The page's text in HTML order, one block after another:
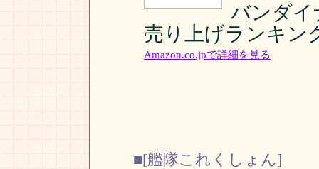
バンダイ
売り上げランキン
Amazon.co.jpで詳細を見る
■[艦隊これくしょん]